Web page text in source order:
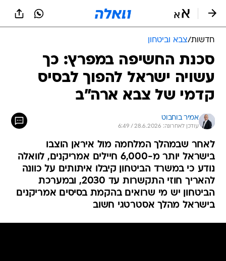
חדשות/צבא וביטחון
סכנת החשיפה במפרץ: כך
עשויה ישראל להפוך לבסיס
קדמי של צבא ארה"ב
אמיר בוחבוט
עודכן לאחרונה: 28.6.2026 / 6:49
לאחר שבמהלך המלחמה מול איראן הוצבו
בישראל יותר מ-6,000 חיילים אמריקנים, לוואלה
נודע כי במשרד הביטחון קיבלו איתותים על כוונה
להאריך חוזי התקשרות עד 2030, ובמערכת
הביטחון יש מי שרואים בהקמת בסיסים אמריקנים
בישראל מהלך אסטרטגי חשוב